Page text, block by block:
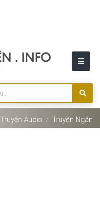
Truyện Audio Truyện Ngắn